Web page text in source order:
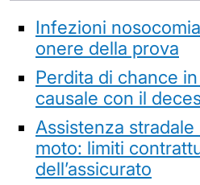
Infezioni
onere della prova
Perdita di chance
causale con il
Assistenza stradale
moto: limiti
dell’assicurato